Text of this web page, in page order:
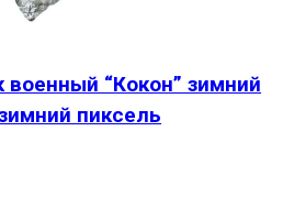
“Кокон” зимний
пиксель